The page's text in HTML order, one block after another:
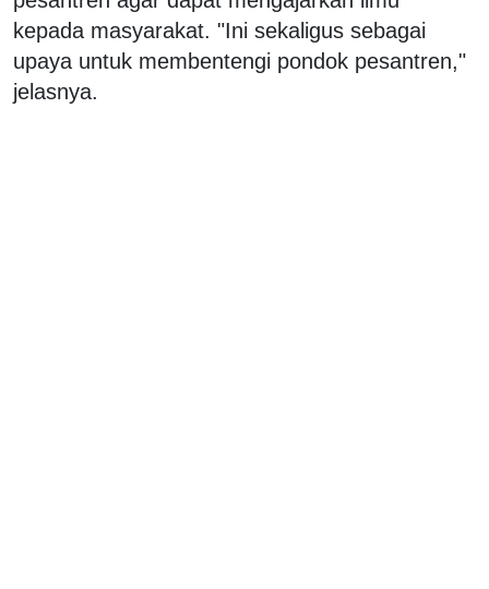
kepada masyarakat. "Ini sekaligus sebagai
upaya untuk membentengi pondok pesantren,"
jelasnya.